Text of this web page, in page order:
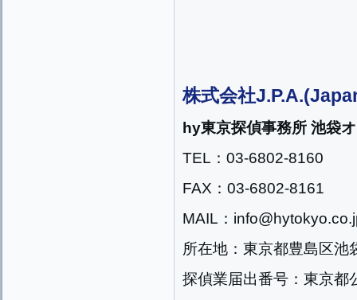
株式会社
hy東京探偵事務所 池袋
TEL：03-6802-8160
FAX：03-6802-8161
MAIL：
所在地：東京都豊島区池
探偵業届出番号：東京